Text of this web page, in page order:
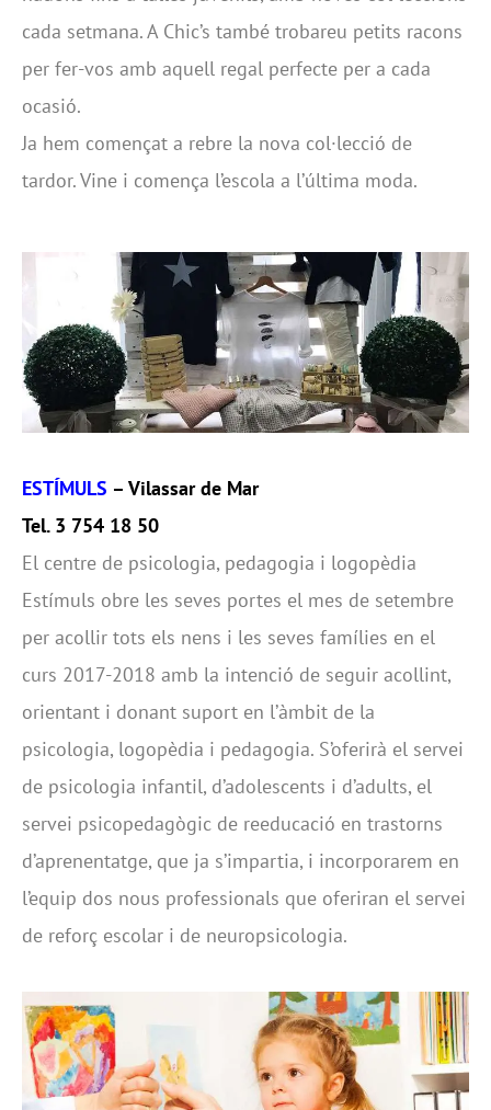
cada setmana. A Chic’s també trobareu petits racons
per fer-vos amb aquell regal perfecte per a cada
ocasió.
Ja hem començat a rebre la nova col·lecció de
tardor. Vine i comença l’escola a l’última moda.
ESTÍMULS – Vilassar de Mar
Tel. 3 754 18 50
El centre de psicologia, pedagogia i logopèdia
Estímuls obre les seves portes el mes de setembre
per acollir tots els nens i les seves famílies en el
curs 2017-2018 amb la intenció de seguir acollint,
orientant i donant suport en l’àmbit de la
psicologia, logopèdia i pedagogia. S’oferirà el servei
de psicologia infantil, d’adolescents i d’adults, el
servei psicopedagògic de reeducació en trastorns
d’aprenentatge, que ja s’impartia, i incorporarem en
l’equip dos nous professionals que oferiran el servei
de reforç escolar i de neuropsicologia.